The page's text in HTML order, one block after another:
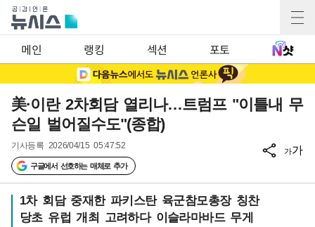
메인 랭킹 섹션 포토
美·이란 2차회담 열리나…트럼프 "이틀내 무
슨일 벌어질수도"(종합)
기사등록 2026/04/15 05:47:52
구글에서 선호하는 매체로 추가
가가
1차 회담 중재한 파키스탄 육군참모총장 칭찬
당초 유럽 개최 고려하다 이슬라마바드 무게